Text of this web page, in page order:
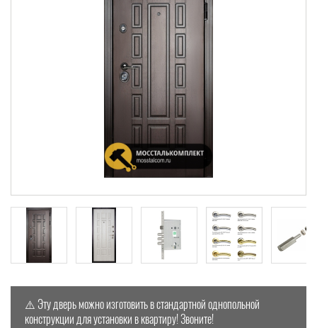
⚠️ Эту дверь можно изготовить в стандартной однопольной
конструкции для установки в квартиру! Звоните!